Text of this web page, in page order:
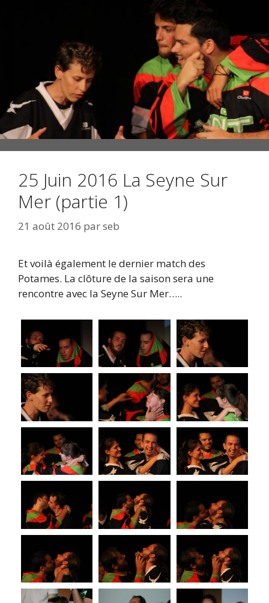
25 Juin 2016 La Seyne Sur
Mer (partie 1)
21 août 2016 parseb
Et voilà également le dernier match des
Potames. La clôture de la saison sera une
rencontre avec la Seyne Sur Mer…..